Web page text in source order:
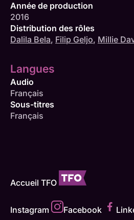
Année de production
2016
Distribution des rôles
Dalila Bela, Filip Geljo, Millie
Langues
Audio
Français
Sous-titres
Français
Accueil TFO
Instagram Facebook